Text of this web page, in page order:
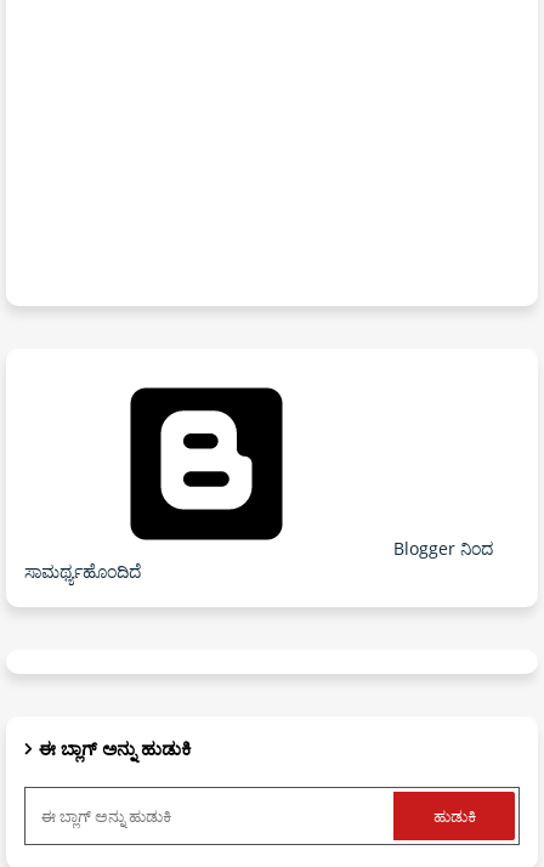
Blogger ನಿಂದ
ಸಾಮರ್ಥ್ಯಹೊಂದಿದೆ
ಈ ಬ್ಲಾಗ್ ಅನ್ನು ಹುಡುಕಿ